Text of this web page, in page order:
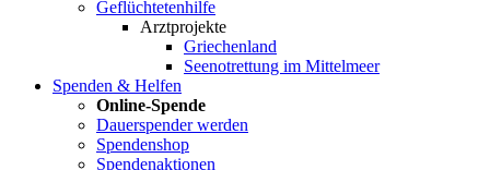
Geflüchtetenhilfe
Arztprojekte
Griechenland
Seenotrettung im Mittelmeer
Spenden & Helfen
Online-Spende
Dauerspender werden
Spendenshop
Spendenaktionen